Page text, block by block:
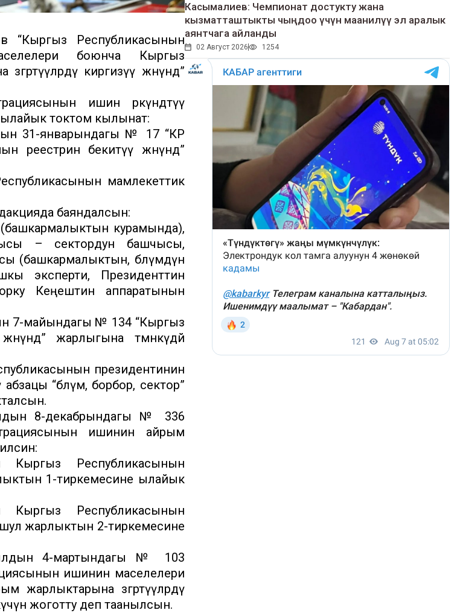
“Кыргыз Республикасынын
боюнча Кыргыз
киргизүү жөнүндө”
ишин өркүндөтүү
токтом кылынат:
31-январындагы № 17 “КР
реестрин бекитүү жөнүндө”
мамлекеттик
баяндалсын:
курамында),
– сектордун башчысы,
(башкармалыктын, бөлүмдүн
эксперти, Президенттин
Кеңештин аппаратынын
7-майындагы № 134 “Кыргыз
жарлыгына төмөнкүдөй
президентинин
“бөлүм, борбор, сектор”
8-декабрындагы № 336
ишинин айрым
Республикасынын
1-тиркемесине ылайык
Республикасынын
жарлыктын 2-тиркемесине
4-мартындагы № 103
ишинин маселелери
өзгөртүүлөрдү
жоготту деп таанылсын.
Касымалиев: Чемпионат достукту жана
кызматташтыкты чыңдоо үчүн маанилүү эл аралык
аянтчага айланды
02 Август 2026 1254